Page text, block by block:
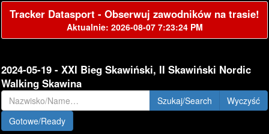
Tracker Datasport - Obserwuj zawodników na trasie!
Aktualnie: 2026-08-07 7:23:24 PM
2024-05-19 - XXI Bieg Skawiński, II Skawiński Nordic
Walking Skawina
Szukaj/Search
Gotowe/Ready